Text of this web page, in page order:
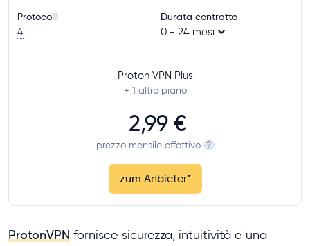
Protocolli
4
Durata contratto
0 - 24 mesi
Proton VPN Plus
+ 1 altro piano
2,99 €
prezzo mensile effettivo ?
zum Anbieter*
ProtonVPN fornisce sicurezza, intuitività e una